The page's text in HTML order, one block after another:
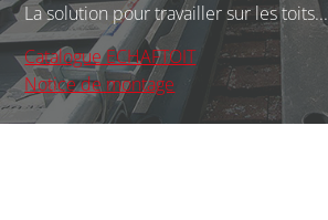
La solution pour travailler sur les toits...
Catalogue ECHAFTOIT
Notice de montage